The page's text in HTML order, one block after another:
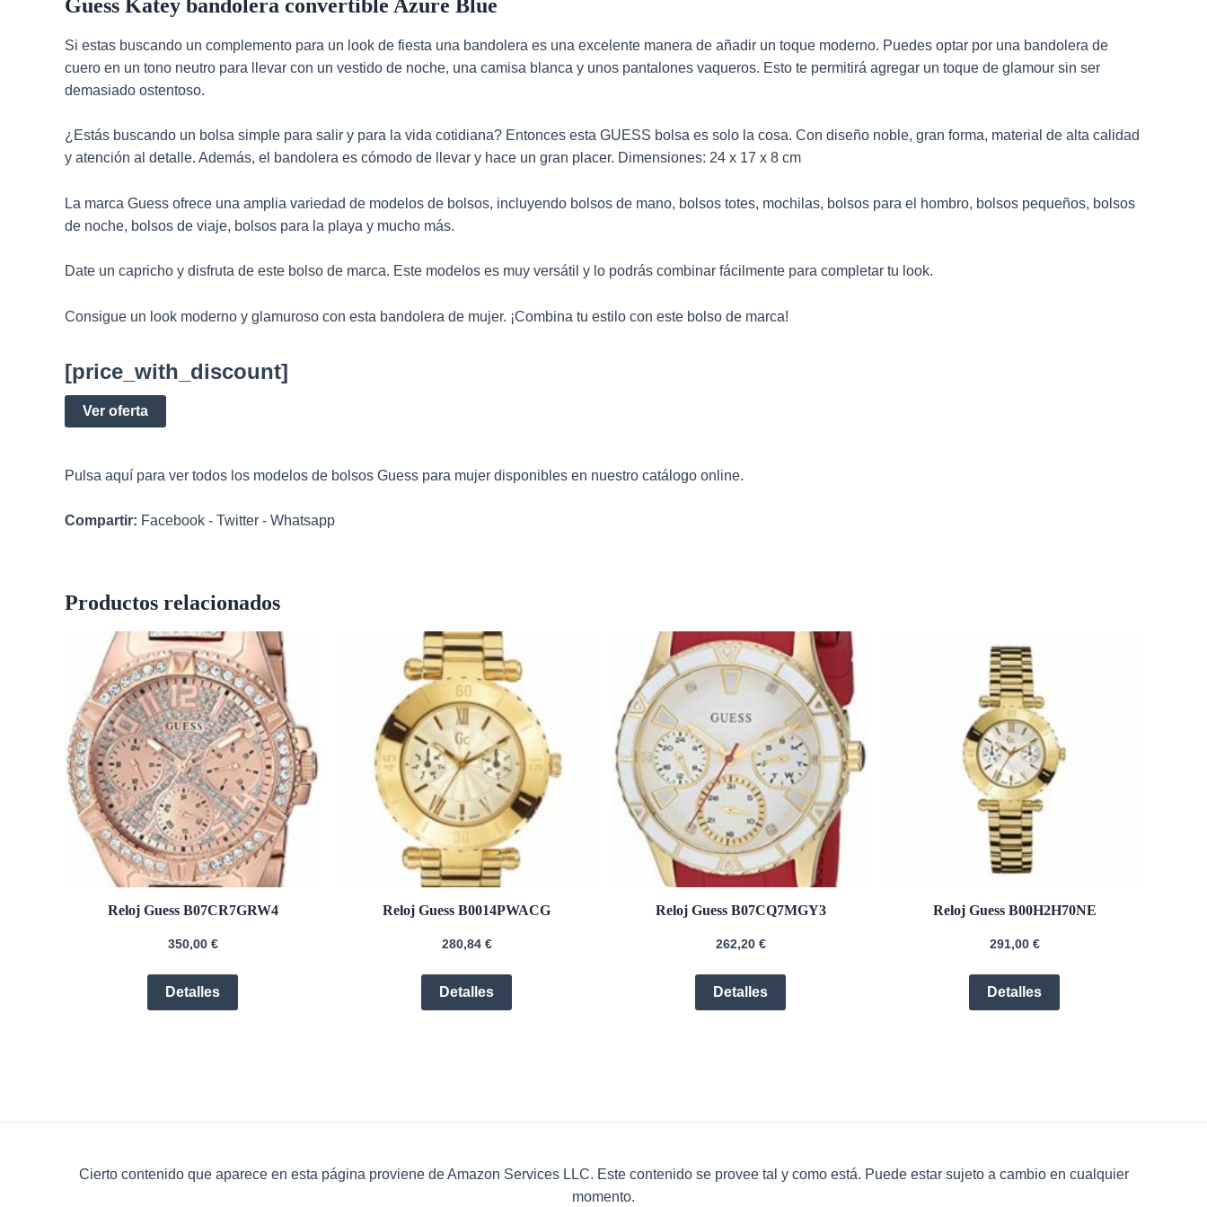
Guess Katey bandolera convertible Azure Blue
Si estas buscando un complemento para un look de fiesta una bandolera es una excelente manera de añadir un toque moderno. Puedes optar por una bandolera de
cuero en un tono neutro para llevar con un vestido de noche, una camisa blanca y unos pantalones vaqueros. Esto te permitirá agregar un toque de glamour sin ser
demasiado ostentoso.
¿Estás buscando un bolsa simple para salir y para la vida cotidiana? Entonces esta GUESS bolsa es solo la cosa. Con diseño noble, gran forma, material de alta calidad
y atención al detalle. Además, el bandolera es cómodo de llevar y hace un gran placer. Dimensiones: 24 x 17 x 8 cm
La marca Guess ofrece una amplia variedad de modelos de bolsos, incluyendo bolsos de mano, bolsos totes, mochilas, bolsos para el hombro, bolsos pequeños, bolsos
de noche, bolsos de viaje, bolsos para la playa y mucho más.
Date un capricho y disfruta de este bolso de marca. Este modelos es muy versátil y lo podrás combinar fácilmente para completar tu look.
Consigue un look moderno y glamuroso con esta bandolera de mujer. ¡Combina tu estilo con este bolso de marca!
[price_with_discount]
Ver oferta
Pulsa aquí para ver todos los modelos de bolsos Guess para mujer disponibles en nuestro catálogo online.
Compartir: Facebook - Twitter - Whatsapp
Productos relacionados
Reloj Guess B07CR7GRW4
350,00 €
Detalles
Reloj Guess B0014PWACG
280,84 €
Detalles
Reloj Guess B07CQ7MGY3
262,20 €
Detalles
Reloj Guess B00H2H70NE
291,00 €
Detalles
Cierto contenido que aparece en esta página proviene de Amazon Services LLC. Este contenido se provee tal y como está. Puede estar sujeto a cambio en cualquier
momento.